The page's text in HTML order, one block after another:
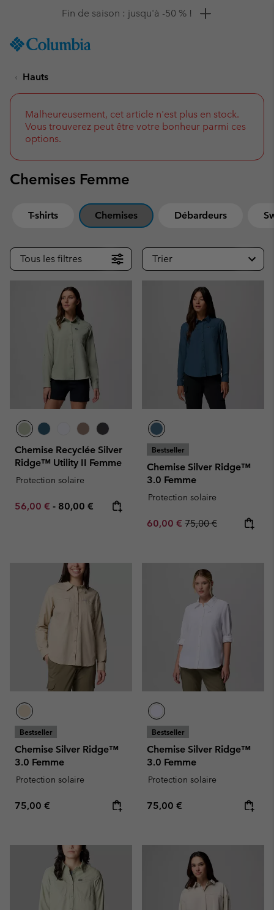
TO
SKIP
NAV
SKIP
TO
SEARCH
Remise de 10 % à saisir
Hauts
Malheureusement, cet article n'est plus en stock.
Vous trouverez peut être votre bonheur parmi ces
options.
Chemises Femme
T-shirts Chemises Débardeurs
Tous les filtres Trier
Chemise Recyclée Silver
Ridge™ Utility II Femme
Protection solaire
Minimum sale price:
56,00 € - Maximum price:
80,00 €
Bestseller
Chemise Silver Ridge™
3.0 Femme
Protection solaire
Sale price:
60,00 € Regular price:
75,00 €
Bestseller
Chemise Silver Ridge™
3.0 Femme
Protection solaire
Regular price:
75,00 €
Bestseller
Chemise Silver Ridge™
3.0 Femme
Protection solaire
Regular price:
75,00 €